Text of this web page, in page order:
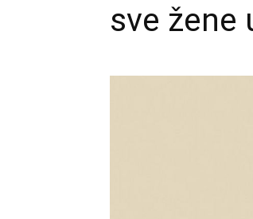
sve žene